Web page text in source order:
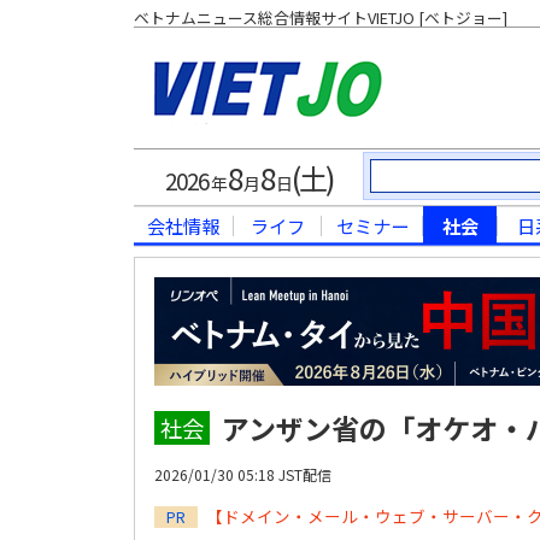
ベトナムニュース総合情報サイトVIETJO [ベトジョー]
2026年8月8日(土)
会社情報 ライフ セミナー 社会
社会 アンザン省の「オケオ
2026/01/30 05:18 JST配信
PR 【ドメイン・メール・ウェブ・サーバー